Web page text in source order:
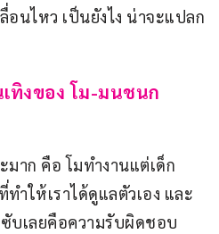
อนไหว เป็นยังไง น่าจะแปลก
ทิงของ โม-มนชนก
มาก คือ โมทำงานแต่เด็ก
ำให้เราได้ดูแลตัวเอง และ
บเลยคือความรับผิดชอบ